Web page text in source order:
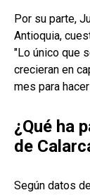
Por su parte,
Antioquia,
"Lo único que
crecieran en
mes para
¿Qué ha
de
Según datos